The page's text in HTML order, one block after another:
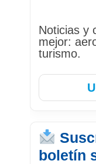
Noticias y
mejor:
turismo.
boletín